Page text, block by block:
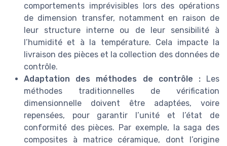
comportements imprévisibles lors des opérations
de dimension transfer, notamment en raison de
leur structure interne ou de leur sensibilité à
l’humidité et à la température. Cela impacte la
livraison des pièces et la collection des données de
contrôle.
Adaptation des méthodes de contrôle :Les
méthodes traditionnelles de vérification
dimensionnelle doivent être adaptées, voire
repensées, pour garantir l’unité et l’état de
conformité des pièces. Par exemple, la saga des
composites à matrice céramique, dont l’origine